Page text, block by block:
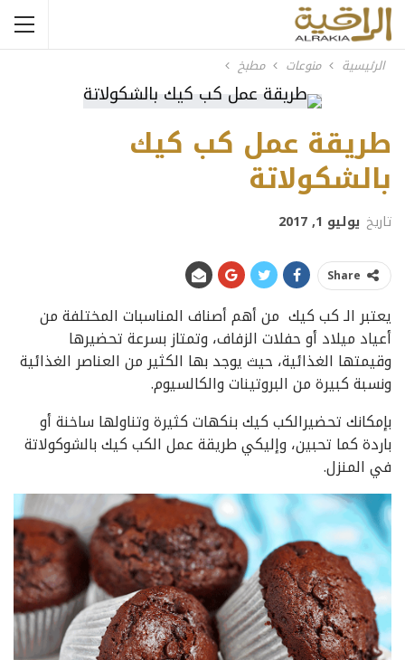
الرئيسية منوعات مطبخ
طريقة عمل كب كيك
بالشكولاتة
تاريخ يوليو 1, 2017
Share
يعتبر الـ كب كيك من أهم أصناف المناسبات المختلفة من
أعياد ميلاد أو حفلات الزفاف، وتمتاز بسرعة تحضيرها
وقيمتها الغذائية، حيث يوجد بها الكثير من العناصر الغذائية
ونسبة كبيرة من البروتينات والكالسيوم.
بإمكانك تحضيرالكب كيك بنكهات كثيرة وتناولها ساخنة أو
باردة كما تحبين، وإليكي طريقة عمل الكب كيك بالشوكولاتة
في المنزل.